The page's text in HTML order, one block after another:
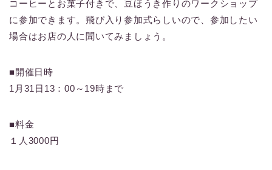
コーヒーとお菓子付きで、豆ほうき作りのワークショップ
に参加できます。飛び入り参加式らしいので、参加したい
場合はお店の人に聞いてみましょう。
■開催日時
1月31日13：00～19時まで
■料金
１人3000円